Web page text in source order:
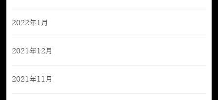
2022年1月
2021年12月
2021年11月